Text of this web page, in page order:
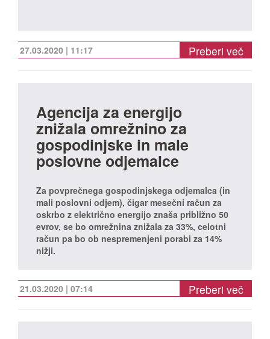
27.03.2020 | 11:17 Preberi več
Agencija za energijo
znižala omrežnino za
gospodinjske in male
poslovne odjemalce
Za povprečnega gospodinjskega odjemalca (in
mali poslovni odjem), čigar mesečni račun za
oskrbo z električno energijo znaša približno 50
evrov, se bo omrežnina znižala za 33%, celotni
račun pa bo ob nespremenjeni porabi za 14%
nižji.
21.03.2020 | 07:14 Preberi več